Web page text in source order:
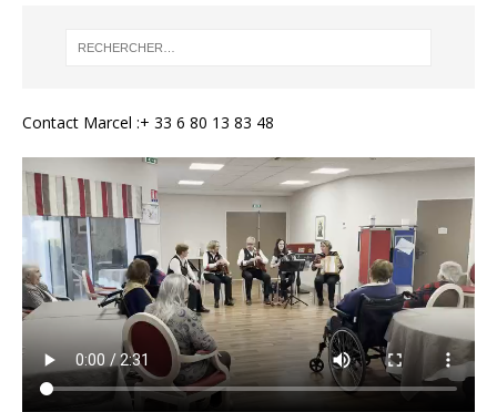
Contact Marcel :+ 33 6 80 13 83 48